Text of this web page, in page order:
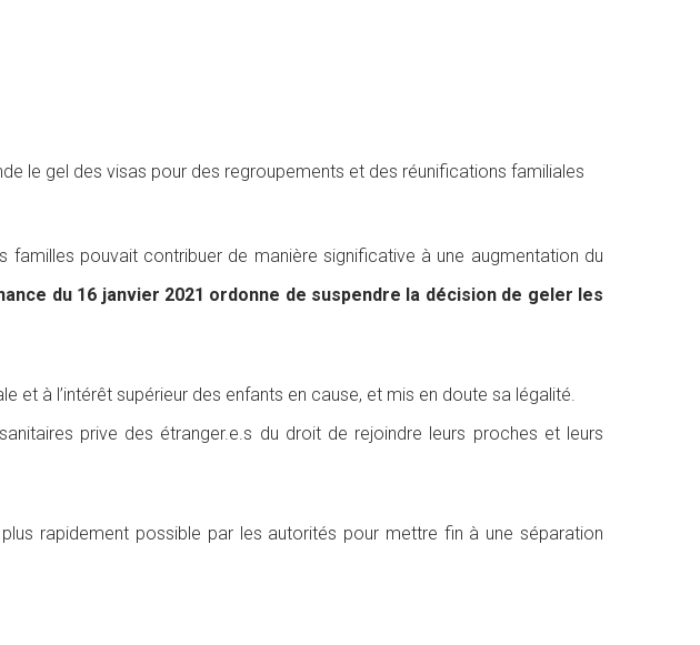
le gel des visas pour des regroupements et des réunifications familiales
familles pouvait contribuer de manière significative à une augmentation du
du 16 janvier 2021 ordonne de suspendre la décision de geler les
à l’intérêt supérieur des enfants en cause, et mis en doute sa légalité.
prive des étranger.e.s du droit de rejoindre leurs proches et leurs
rapidement possible par les autorités pour mettre fin à une séparation